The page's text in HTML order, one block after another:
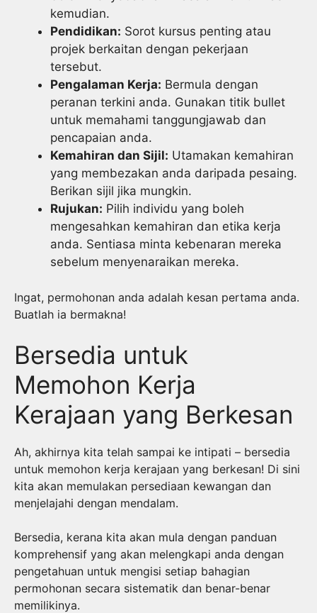
kemudian.
Pendidikan: Sorot kursus penting atau
projek berkaitan dengan pekerjaan
tersebut.
Pengalaman Kerja: Bermula dengan
peranan terkini anda. Gunakan titik bullet
untuk memahami tanggungjawab dan
pencapaian anda.
Kemahiran dan Sijil: Utamakan kemahiran
yang membezakan anda daripada pesaing.
Berikan sijil jika mungkin.
Rujukan: Pilih individu yang boleh
mengesahkan kemahiran dan etika kerja
anda. Sentiasa minta kebenaran mereka
sebelum menyenaraikan mereka.
Ingat, permohonan anda adalah kesan pertama anda.
Buatlah ia bermakna!
Bersedia untuk
Memohon Kerja
Kerajaan yang Berkesan
Ah, akhirnya kita telah sampai ke intipati – bersedia
untuk memohon kerja kerajaan yang berkesan! Di sini
kita akan memulakan persediaan kewangan dan
menjelajahi dengan mendalam.
Bersedia, kerana kita akan mula dengan panduan
komprehensif yang akan melengkapi anda dengan
pengetahuan untuk mengisi setiap bahagian
permohonan secara sistematik dan benar-benar
memilikinya.